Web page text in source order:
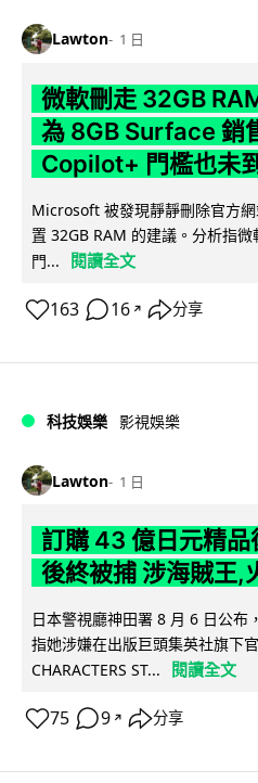
Lawton 1 日
微軟刪走 32GB
為 8GB Surface 銷
Copilot+ 門檻也未到
Microsoft 被發現靜靜刪除官方
置 32GB RAM 的建議。分析指
門...
閱讀全文
163 16 ↗ 分享
科技娛樂 影視娛樂
Lawton 1 日
訂購 43 億日元精
後終被捕 涉海賊王,
日本警視廳神田署 8 月 6 日公布
指她涉嫌在出版巨頭集英社旗下
CHARACTERS ST...
閱讀全文
75 9 ↗ 分享